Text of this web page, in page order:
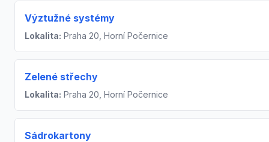
Výztužné systémy
Lokalita: Praha 20, Horní Počernice
Zelené střechy
Lokalita: Praha 20, Horní Počernice
Sádrokartony